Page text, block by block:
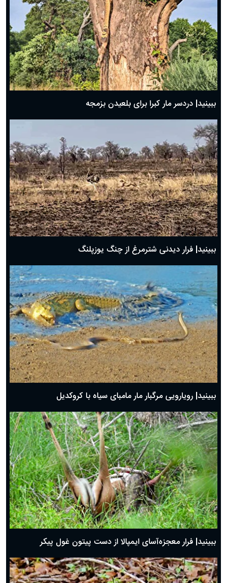
ببینید| دردسر مار کبرا برای بلعیدن بزمجه
ببینید| فرار دیدنی شترمرغ از چنگ یوزپلنگ
ببینید| رویارویی مرگبار مار مامبای سیاه با کروکدیل
ببینید| فرار معجزه‌آسای ایمپالا از دست پیتون غول پیکر